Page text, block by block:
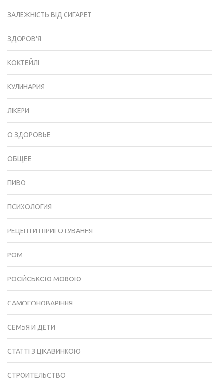
ЗАЛЕЖНІСТЬ ВІД СИГАРЕТ
ЗДОРОВ'Я
КОКТЕЙЛІ
КУЛИНАРИЯ
ЛІКЕРИ
О ЗДОРОВЬЕ
ОБЩЕЕ
ПИВО
ПСИХОЛОГИЯ
РЕЦЕПТИ І ПРИГОТУВАННЯ
РОМ
РОСІЙСЬКОЮ МОВОЮ
САМОГОНОВАРІННЯ
СЕМЬЯ И ДЕТИ
СТАТТІ З ЦІКАВИНКОЮ
СТРОИТЕЛЬСТВО